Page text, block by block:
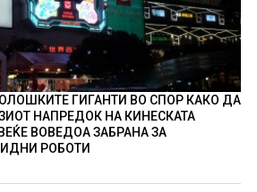
ГИГАНТИ ВО СПОР КАКО ДА
НАПРЕДОК НА КИНЕСКАТА
ВОВЕДОА ЗАБРАНА ЗА
РОБОТИ